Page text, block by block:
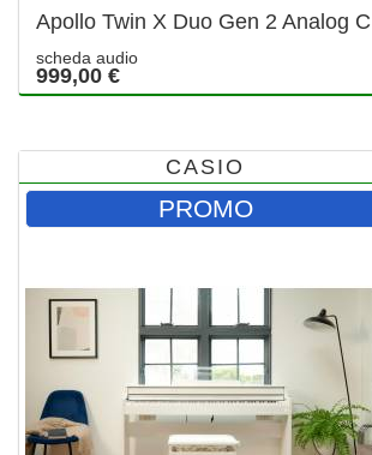
Apollo Twin X Duo Gen 2 Analog C
scheda audio
999,00 €
CASIO
PROMO